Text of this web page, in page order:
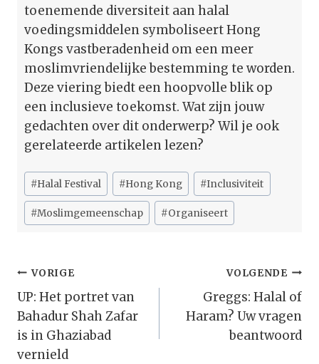
toenemende diversiteit aan halal
voedingsmiddelen symboliseert Hong
Kongs vastberadenheid om een meer
moslimvriendelijke bestemming te worden.
Deze viering biedt een hoopvolle blik op
een inclusieve toekomst. Wat zijn jouw
gedachten over dit onderwerp? Wil je ook
gerelateerde artikelen lezen?
Bericht
tags:
#Halal Festival #Hong Kong #Inclusiviteit
#Moslimgemeenschap #Organiseert
Bericht
Navigatie
VORIGE
UP: Het portret van
Bahadur Shah Zafar
is in Ghaziabad
vernield
VOLGENDE
Greggs: Halal of
Haram? Uw vragen
beantwoord